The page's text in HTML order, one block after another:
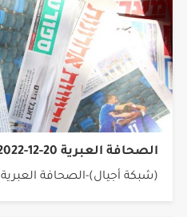
الصحافة العبرية 20-12-2022
(شبكة أجيال)-الصحافة العبرية 20-12-2022